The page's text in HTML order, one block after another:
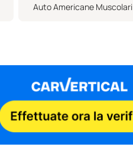
Auto Americane Muscolari